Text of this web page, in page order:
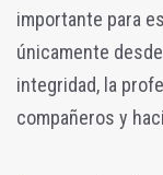
importante para
únicamente
integridad, la
compañeros y